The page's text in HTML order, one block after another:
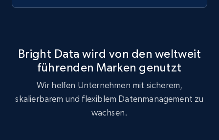
Target
URL, Product id, Title, Product description,
Rating, Reviews count, Initial price, Discount,
Bright Data wird von den weltweit
führenden Marken genutzt
Wir helfen Unternehmen mit sicherem,
skalierbarem und flexiblem Datenmanagement zu
wachsen.